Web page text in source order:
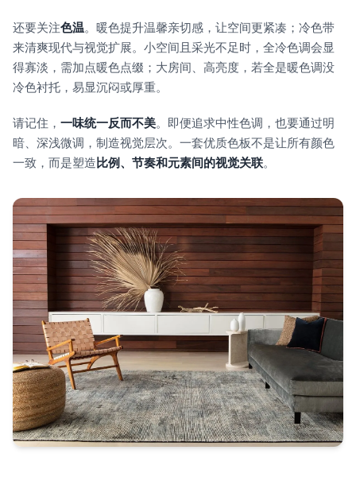
还要关注色温。暖色提升温馨亲切感，让空间更紧凑；冷色带
来清爽现代与视觉扩展。小空间且采光不足时，全冷色调会显
得寡淡，需加点暖色点缀；大房间、高亮度，若全是暖色调没
冷色衬托，易显沉闷或厚重。
请记住， 一味统一反而不美。即便追求中性色调，也要通过明
暗、深浅微调，制造视觉层次。一套优质色板不是让所有颜色
一致，而是塑造 比例、节奏和元素间的视觉关联。